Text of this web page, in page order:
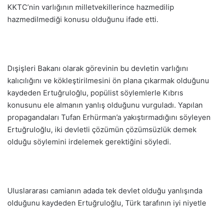
KKTC’nin varlığının milletvekillerince hazmedilip
hazmedilmediği konusu olduğunu ifade etti.
Dışişleri Bakanı olarak görevinin bu devletin varlığını
kalıcılığını ve kökleştirilmesini ön plana çıkarmak olduğunu
kaydeden Ertuğruloğlu, popülist söylemlerle Kıbrıs
konusunu ele almanın yanlış olduğunu vurguladı. Yapılan
propagandaları Tufan Erhürman’a yakıştırmadığını söyleyen
Ertuğruloğlu, iki devletli çözümün çözümsüzlük demek
olduğu söylemini irdelemek gerektiğini söyledi.
Uluslararası camianın adada tek devlet olduğu yanlışında
olduğunu kaydeden Ertuğruloğlu, Türk tarafının iyi niyetle